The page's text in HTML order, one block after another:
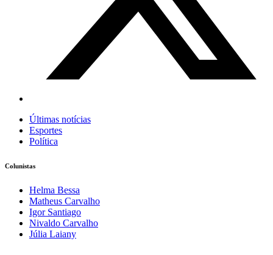
Últimas notícias
Esportes
Política
Colunistas
Helma Bessa
Matheus Carvalho
Igor Santiago
Nivaldo Carvalho
Júlia Laiany